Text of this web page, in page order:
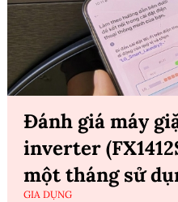
Đánh giá máy
inverter
một tháng sử
GIA DỤNG